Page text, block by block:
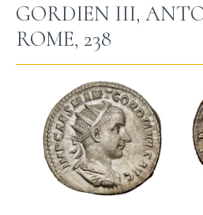
GORDIEN III,
ROME, 238